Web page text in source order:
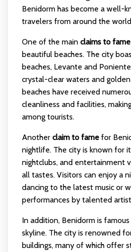
Benidorm has become a well-
travelers from around the
One of the main claims to fame
beautiful beaches. The city
beaches, Levante and
crystal-clear waters and
beaches have received
cleanliness and facilities,
among tourists.
Another claim to famefor
nightlife. The city is known for
nightclubs, and entertainment
all tastes. Visitors can enjoy a
dancing to the latest music or
performances by talented
In addition, Benidorm is
skyline. The city is renowned
buildings, many of which offer